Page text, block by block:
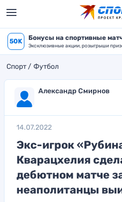
50K Бонусы на спортивные
Эксклюзивные акции, розыгрыши
Спорт Футбол
Александр Смирнов
14.07.2022
Экс-игрок
Кварацхелия
дебютном матче
неаполитанцы